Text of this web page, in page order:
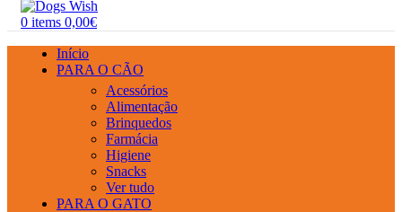
0 items 0,00€
Início
PARA O CÃO
Acessórios
Alimentação
Brinquedos
Farmácia
Higiene
Snacks
Ver tudo
PARA O GATO